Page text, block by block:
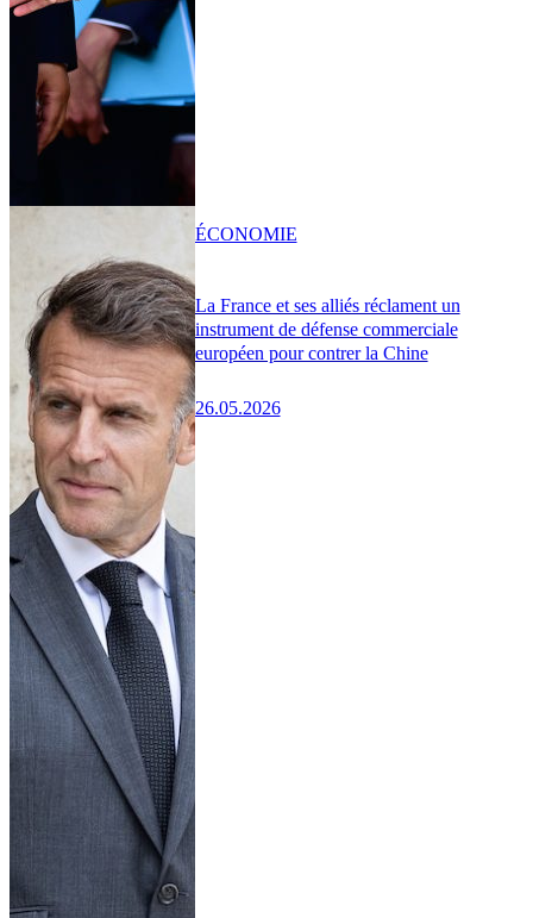
La France et ses alliés réclament un
instrument de défense commerciale
européen pour contrer la Chine
26.05.2026
ÉCONOMIE